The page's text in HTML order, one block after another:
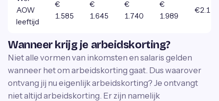
AOW
leeftijd
€
1.585
€
1.645
€
1.740
€
1.989
€2.178
Wanneer krijg je arbeidskorting?
Niet alle vormen van inkomsten en salaris gelden
wanneer het om arbeidskorting gaat. Dus waarover
ontvang jij nu eigenlijk arbeidskorting? Je ontvangt
niet altijd arbeidskorting. Er zijn namelijk